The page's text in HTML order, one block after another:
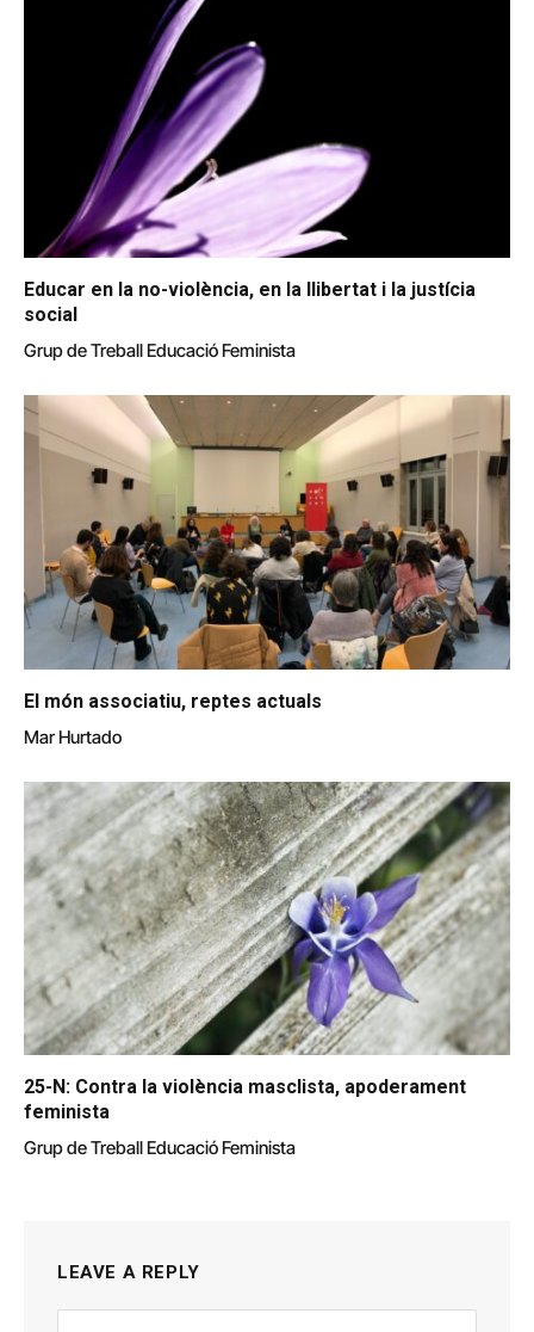
Educar en la no-violència, en la llibertat i la justícia
social
Grup de Treball Educació Feminista
El món associatiu, reptes actuals
Mar Hurtado
25-N: Contra la violència masclista, apoderament
feminista
Grup de Treball Educació Feminista
LEAVE A REPLY